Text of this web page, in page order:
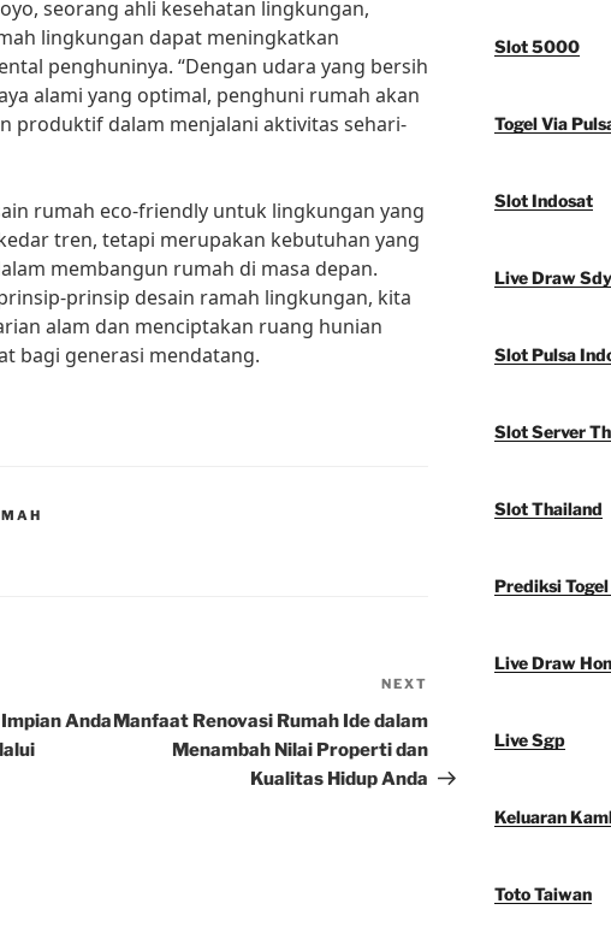
seorang ahli kesehatan lingkungan,
lingkungan dapat meningkatkan
penghuninya. “Dengan udara yang bersih
alami yang optimal, penghuni rumah akan
produktif dalam menjalani aktivitas sehari-
rumah eco-friendly untuk lingkungan yang
tren, tetapi merupakan kebutuhan yang
membangun rumah di masa depan.
prinsip desain ramah lingkungan, kita
alam dan menciptakan ruang hunian
bagi generasi mendatang.
Anda
Post
NEXT
Manfaat Renovasi Rumah Ide dalam
Menambah Nilai Properti dan
Kualitas Hidup Anda
Slot 5000
Togel Via
Slot Indosat
Live Draw Sdy
Slot Pulsa
Slot Server
Slot Thailand
Prediksi
Live Draw
Live Sgp
Keluaran
Toto Taiwan